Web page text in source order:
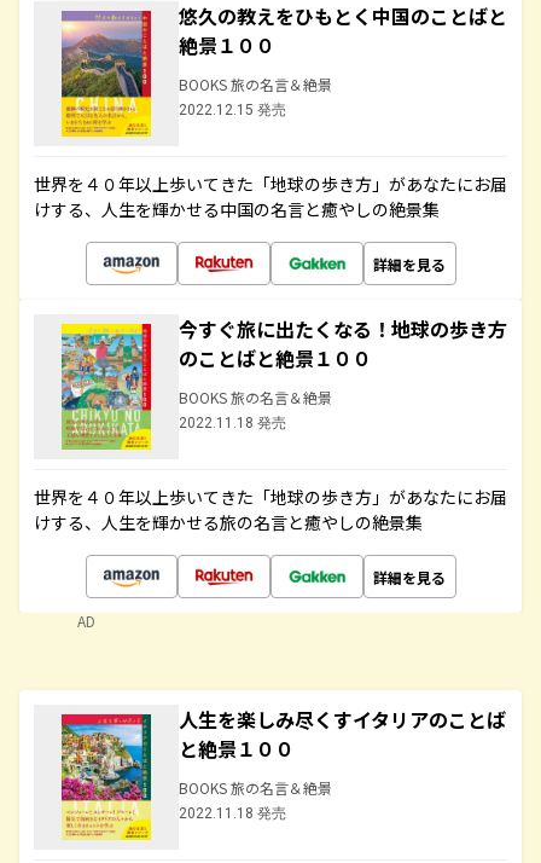
悠久の教えをひもとく中国のことばと
絶景１００
BOOKS 旅の名言＆絶景
2022.12.15 発売
世界を４０年以上歩いてきた「地球の歩き方」があなたにお届
けする、人生を輝かせる中国の名言と癒やしの絶景集
詳細を見る
今すぐ旅に出たくなる！地球の歩き方
のことばと絶景１００
BOOKS 旅の名言＆絶景
2022.11.18 発売
世界を４０年以上歩いてきた「地球の歩き方」があなたにお届
けする、人生を輝かせる旅の名言と癒やしの絶景集
詳細を見る
AD
人生を楽しみ尽くすイタリアのことば
と絶景１００
BOOKS 旅の名言＆絶景
2022.11.18 発売